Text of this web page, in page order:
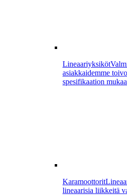
Lineaariyksiköt
asiakkaidemme
spesifikaation
Karamoottorit
lineaarisia liikkeitä